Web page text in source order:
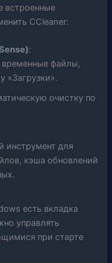
встроенные
CCleaner:
:
временные файлы,
«Загрузки».
очистку по
инструмент для
кэша обновлений
есть вкладка
управлять
при старте